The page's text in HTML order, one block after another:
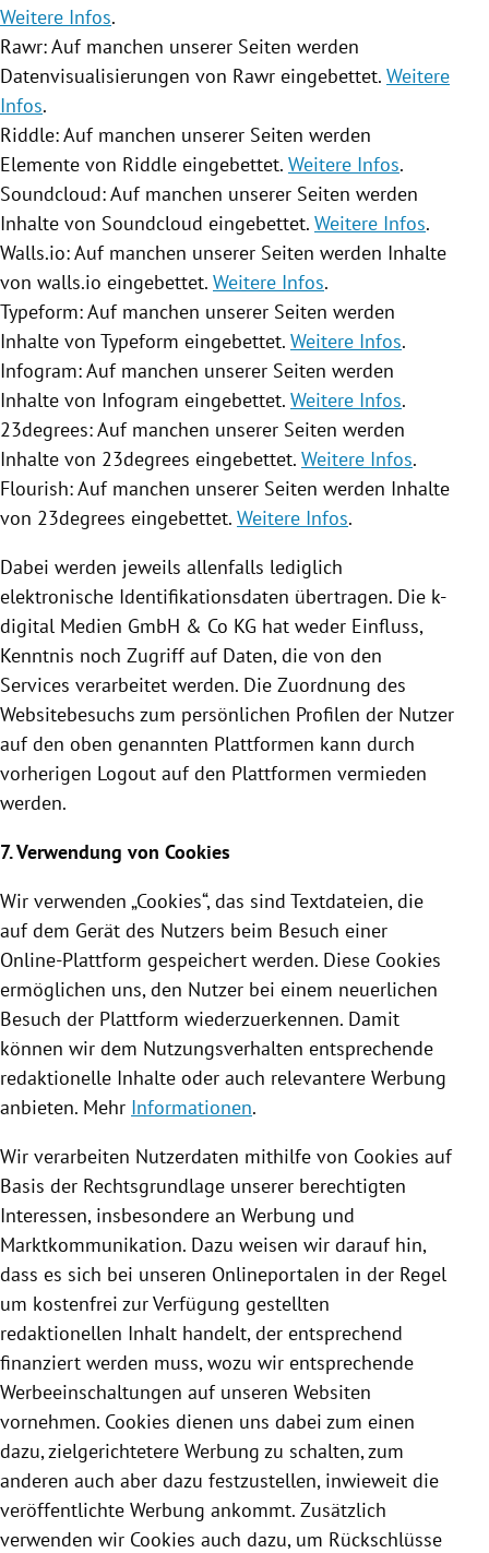
Weitere Infos.
Rawr: Auf manchen unserer Seiten werden
Datenvisualisierungen von Rawr eingebettet. Weitere
Infos.
Riddle: Auf manchen unserer Seiten werden
Elemente von Riddle eingebettet. Weitere Infos.
Soundcloud: Auf manchen unserer Seiten werden
Inhalte von Soundcloud eingebettet. Weitere Infos.
Walls.io: Auf manchen unserer Seiten werden Inhalte
von walls.io eingebettet. Weitere Infos.
Typeform: Auf manchen unserer Seiten werden
Inhalte von Typeform eingebettet. Weitere Infos.
Infogram: Auf manchen unserer Seiten werden
Inhalte von Infogram eingebettet. Weitere Infos.
23degrees: Auf manchen unserer Seiten werden
Inhalte von 23degrees eingebettet. Weitere Infos.
Flourish: Auf manchen unserer Seiten werden Inhalte
von 23degrees eingebettet. Weitere Infos.
Dabei werden jeweils allenfalls lediglich
elektronische Identifikationsdaten übertragen. Die k-
digital Medien GmbH & Co KG hat weder Einfluss,
Kenntnis noch Zugriff auf Daten, die von den
Services verarbeitet werden. Die Zuordnung des
Websitebesuchs zum persönlichen Profilen der Nutzer
auf den oben genannten Plattformen kann durch
vorherigen Logout auf den Plattformen vermieden
werden.
7. Verwendung von Cookies
Wir verwenden „Cookies“, das sind Textdateien, die
auf dem Gerät des Nutzers beim Besuch einer
Online-Plattform gespeichert werden. Diese Cookies
ermöglichen uns, den Nutzer bei einem neuerlichen
Besuch der Plattform wiederzuerkennen. Damit
können wir dem Nutzungsverhalten entsprechende
redaktionelle Inhalte oder auch relevantere Werbung
anbieten. Mehr Informationen.
Wir verarbeiten Nutzerdaten mithilfe von Cookies auf
Basis der Rechtsgrundlage unserer berechtigten
Interessen, insbesondere an Werbung und
Marktkommunikation. Dazu weisen wir darauf hin,
dass es sich bei unseren Onlineportalen in der Regel
um kostenfrei zur Verfügung gestellten
redaktionellen Inhalt handelt, der entsprechend
finanziert werden muss, wozu wir entsprechende
Werbeeinschaltungen auf unseren Websiten
vornehmen. Cookies dienen uns dabei zum einen
dazu, zielgerichtetere Werbung zu schalten, zum
anderen auch aber dazu festzustellen, inwieweit die
veröffentlichte Werbung ankommt. Zusätzlich
verwenden wir Cookies auch dazu, um Rückschlüsse